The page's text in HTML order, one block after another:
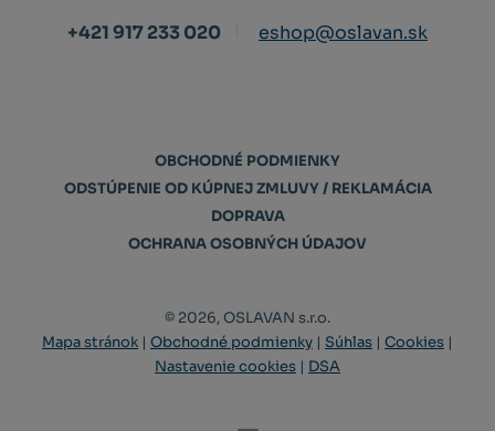
+421 917 233 020
eshop@oslavan.sk
OBCHODNÉ PODMIENKY
ODSTÚPENIE OD KÚPNEJ ZMLUVY / REKLAMÁCIA
DOPRAVA
OCHRANA OSOBNÝCH ÚDAJOV
© 2026, OSLAVAN s.r.o.
Mapa stránok | Obchodné podmienky | Súhlas | Cookies |
Nastavenie cookies | DSA